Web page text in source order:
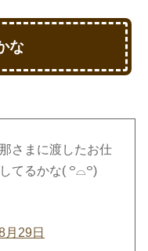
な
さまに渡したお仕
てるかな( ꒪⌓꒪)
月29日